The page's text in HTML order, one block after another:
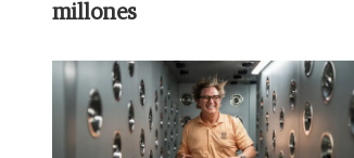
millones